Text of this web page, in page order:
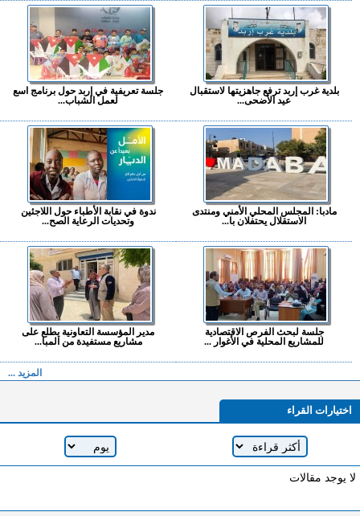
بلدية غرب إربد ترفع جاهزيتها لاستقبال
عيد الأضحى...
جلسة تعريفية في إربد حول برنامج اسع
لعمل الشباب...
مادبا: المجلس المحلي الأمني ومنتدى
الاستقلال يحتفلان با...
ندوة في نقابة الأطباء حول اللاجئين
وتحديات الرعاية الصح...
جلسة لبحث الفرص الاقتصادية
للمشاريع المحلية في الأغوار ...
مدير المؤسسة التعاونية يطلع على
مشاريع مستفيدة من المبا...
المزيد ...
اختيارات القراء
لا يوجد مقالات